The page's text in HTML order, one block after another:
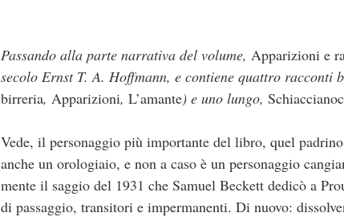
Passando alla parte narrativa del volume, Apparizioni e
secolo Ernst T. A. Hoffmann, e contiene quattro racconti
birreria, Apparizioni, L’amante) e uno lungo,
Vede, il personaggio più importante del libro, quel
anche un orologiaio, e non a caso è un personaggio
mente il saggio del 1931 che Samuel Beckett dedicò a
di passaggio, transitori e impermanenti. Di nuovo: